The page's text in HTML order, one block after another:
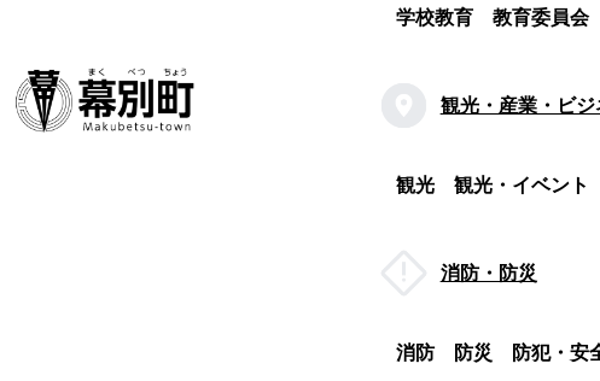
学校教育 教育委員会
観光・産業・ビジ
観光 観光・イベント
消防・防災
消防 防災
防犯・安